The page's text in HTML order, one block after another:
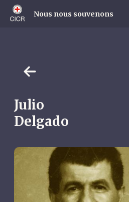
Skip
main
Nous nous souvenons
Julio
Delgado